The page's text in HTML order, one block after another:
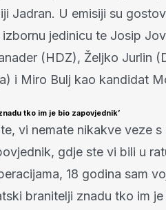
Jadran. U emisiji su
izbornu jedinicu te Josip
(HDZ), Željko Jurlin
i Miro Bulj kao kandidat
tko im je bio zapovjednik’
vi nemate nikakve veze
gdje ste vi bili u
18 godina sam
branitelji znadu tko im